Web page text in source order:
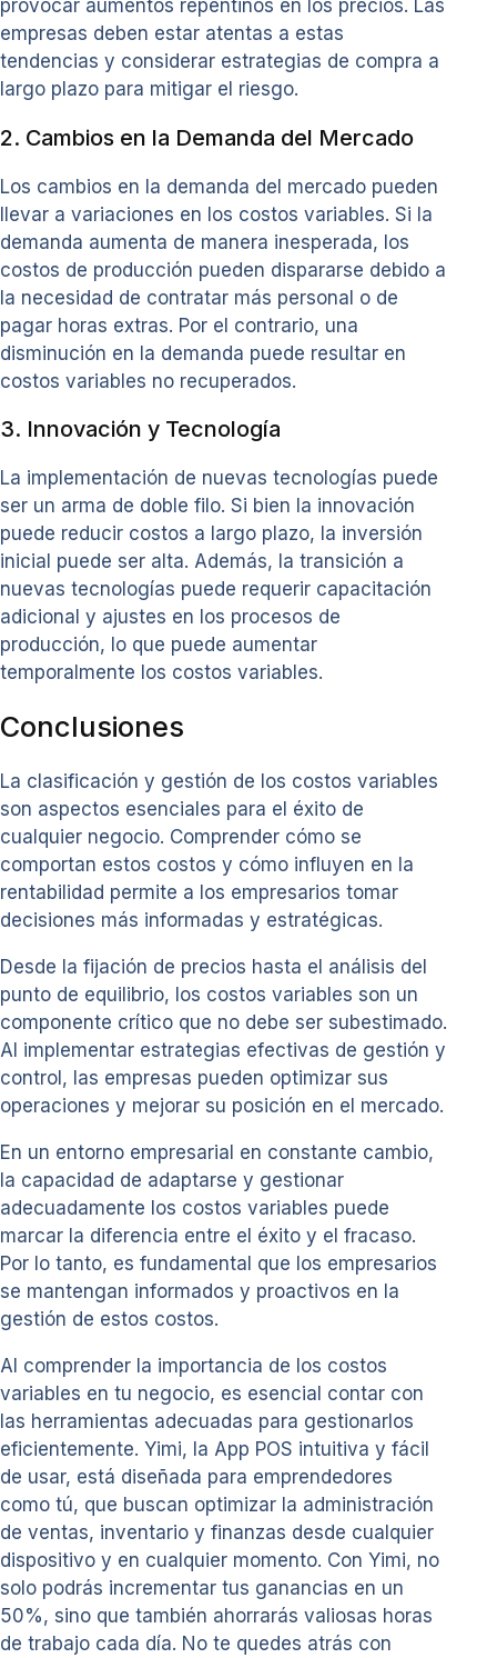
provocar aumentos repentinos en los precios. Las
empresas deben estar atentas a estas
tendencias y considerar estrategias de compra a
largo plazo para mitigar el riesgo.
2. Cambios en la Demanda del Mercado
Los cambios en la demanda del mercado pueden
llevar a variaciones en los costos variables. Si la
demanda aumenta de manera inesperada, los
costos de producción pueden dispararse debido a
la necesidad de contratar más personal o de
pagar horas extras. Por el contrario, una
disminución en la demanda puede resultar en
costos variables no recuperados.
3. Innovación y Tecnología
La implementación de nuevas tecnologías puede
ser un arma de doble filo. Si bien la innovación
puede reducir costos a largo plazo, la inversión
inicial puede ser alta. Además, la transición a
nuevas tecnologías puede requerir capacitación
adicional y ajustes en los procesos de
producción, lo que puede aumentar
temporalmente los costos variables.
Conclusiones
La clasificación y gestión de los costos variables
son aspectos esenciales para el éxito de
cualquier negocio. Comprender cómo se
comportan estos costos y cómo influyen en la
rentabilidad permite a los empresarios tomar
decisiones más informadas y estratégicas.
Desde la fijación de precios hasta el análisis del
punto de equilibrio, los costos variables son un
componente crítico que no debe ser subestimado.
Al implementar estrategias efectivas de gestión y
control, las empresas pueden optimizar sus
operaciones y mejorar su posición en el mercado.
En un entorno empresarial en constante cambio,
la capacidad de adaptarse y gestionar
adecuadamente los costos variables puede
marcar la diferencia entre el éxito y el fracaso.
Por lo tanto, es fundamental que los empresarios
se mantengan informados y proactivos en la
gestión de estos costos.
Al comprender la importancia de los costos
variables en tu negocio, es esencial contar con
las herramientas adecuadas para gestionarlos
eficientemente. Yimi, la App POS intuitiva y fácil
de usar, está diseñada para emprendedores
como tú, que buscan optimizar la administración
de ventas, inventario y finanzas desde cualquier
dispositivo y en cualquier momento. Con Yimi, no
solo podrás incrementar tus ganancias en un
50%, sino que también ahorrarás valiosas horas
de trabajo cada día. No te quedes atrás con